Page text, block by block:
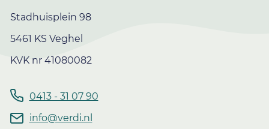
Stadhuisplein 98
5461 KS Veghel
KVK nr 41080082
0413 - 31 07 90
info@verdi.nl